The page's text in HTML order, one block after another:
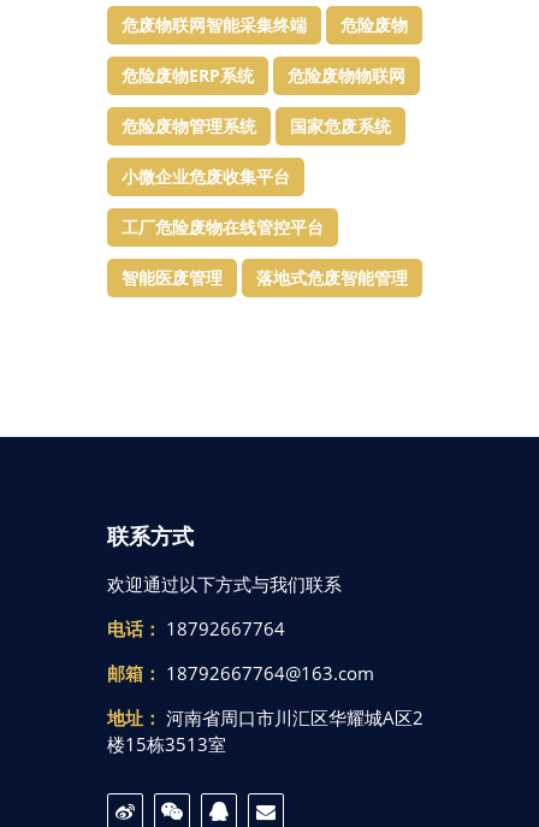
危废物联网智能采集终端 危险废物
危险废物ERP系统 危险废物物联网
危险废物管理系统 国家危废系统
小微企业危废收集平台
工厂危险废物在线管控平台
智能医废管理 落地式危废智能管理
联系方式
欢迎通过以下方式与我们联系
电话： 18792667764
邮箱： 18792667764@163.com
地址： 河南省周口市川汇区华耀城A区2
楼15栋3513室